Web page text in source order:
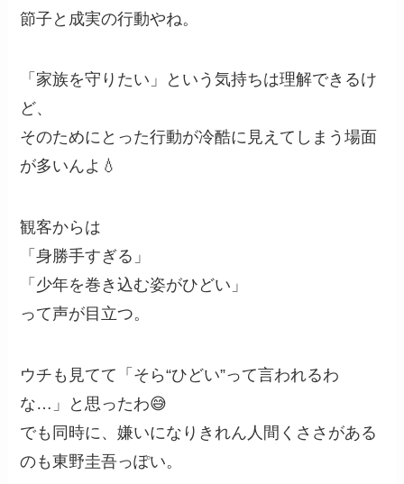
節子と成実の行動やね。
「家族を守りたい」という気持ちは理解できるけ
ど、
そのためにとった行動が冷酷に見えてしまう場面
が多いんよ💧
観客からは
「身勝手すぎる」
「少年を巻き込む姿がひどい」
って声が目立つ。
ウチも見てて「そら“ひどい”って言われるわ
な…」と思ったわ😅
でも同時に、嫌いになりきれん人間くささがある
のも東野圭吾っぽい。